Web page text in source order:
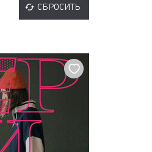
СБРОСИТЬ